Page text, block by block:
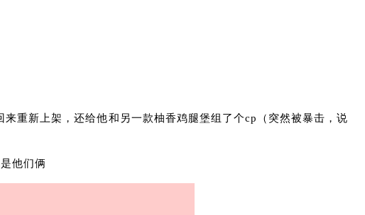
重新上架，还给他和另一款柚香鸡腿堡组了个cp（突然被暴击，说
他们俩